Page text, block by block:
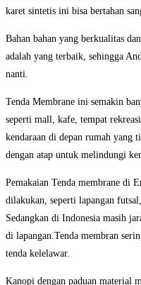
karet sintetis ini bisa bertahan
Bahan bahan yang berkualitas
adalah yang terbaik, sehingga
nanti.
Tenda Membrane ini semakin
seperti mall, kafe, tempat
kendaraan di depan rumah yang
dengan atap untuk melindungi
Pemakaian Tenda membrane di
dilakukan, seperti lapangan
Sedangkan di Indonesia masih
di lapangan.Tenda membran
tenda kelelawar.
Kanopi dengan paduan material